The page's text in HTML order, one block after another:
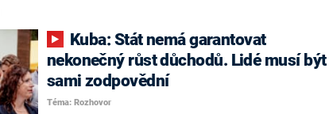
nekonečný růst důchodů. Lidé musí být
sami zodpovědní
Téma: Rozhovor